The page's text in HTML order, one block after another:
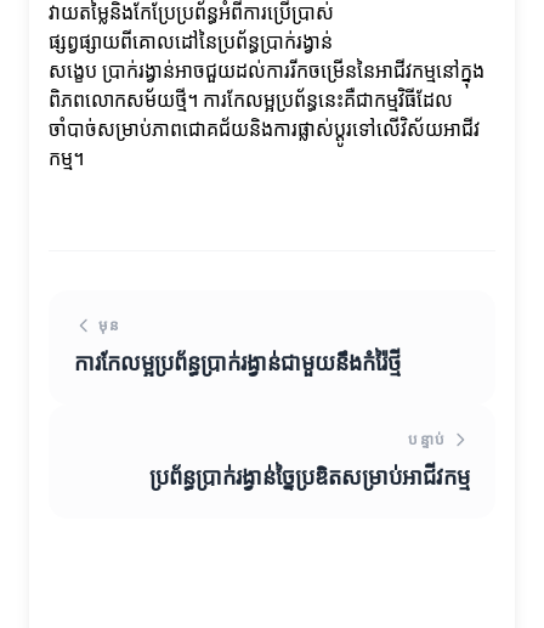
វាយតម្លៃនិងកែប្រែប្រព័ន្ធអំពីការប្រើប្រាស់
ផ្សព្វផ្សាយពីគោលដៅនៃប្រព័ន្ធប្រាក់រង្វាន់
សង្ខេប ប្រាក់រង្វាន់អាចជួយដល់ការរីកចម្រើននៃអាជីវកម្មនៅក្នុង
ពិភពលោកសម័យថ្មី។ ការកែលម្អប្រព័ន្ធនេះគឺជាកម្មវិធីដែល
ចាំបាច់សម្រាប់ភាពជោគជ័យនិងការផ្លាស់ប្តូរទៅលើវិស័យអាជីវ
កម្ម។
មុន
ការកែលម្អប្រព័ន្ធប្រាក់រង្វាន់ជាមួយនឹងកំរ៉ៃថ្មី
បន្ទាប់
ប្រព័ន្ធប្រាក់រង្វាន់ច្នៃប្រឌិតសម្រាប់អាជីវកម្ម